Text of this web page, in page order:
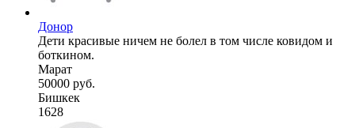
Донор
Дети красивые ничем не болел в том числе ковидом и
боткином.
Марат
50000 руб.
Бишкек
1628